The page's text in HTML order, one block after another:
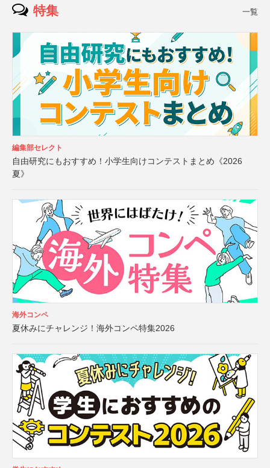
特集 一覧
編集部セレクト
自由研究にもおすすめ！小学生向けコンテストまとめ《2026
夏》
海外コンペ
夏休みにチャレンジ！海外コンペ特集2026